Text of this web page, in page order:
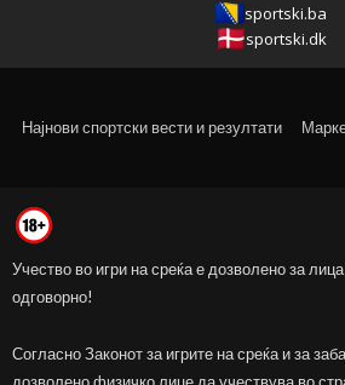
sportski.ba
sportski.dk
Најнови спортски вести и резултати
Учество во игри на среќа е дозволено за
одговорно!
Согласно Законот за игрите на среќа и за
дозволено физичко лице да учествува во